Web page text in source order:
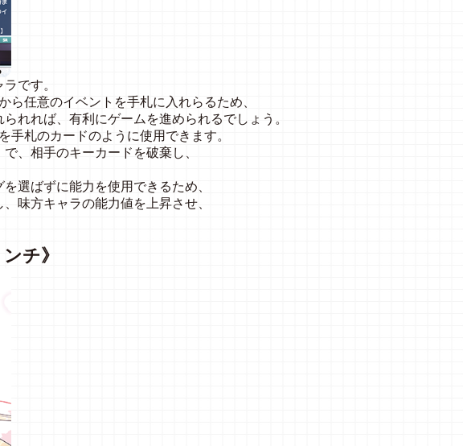
です。
ら任意のイベントを手札に入れらるため、
れれば、有利にゲームを進められるでしょう。
手札のカードのように使用できます。
で、相手のキーカードを破棄し、
選ばずに能力を使用できるため、
、味方キャラの能力値を上昇させ、
チ》